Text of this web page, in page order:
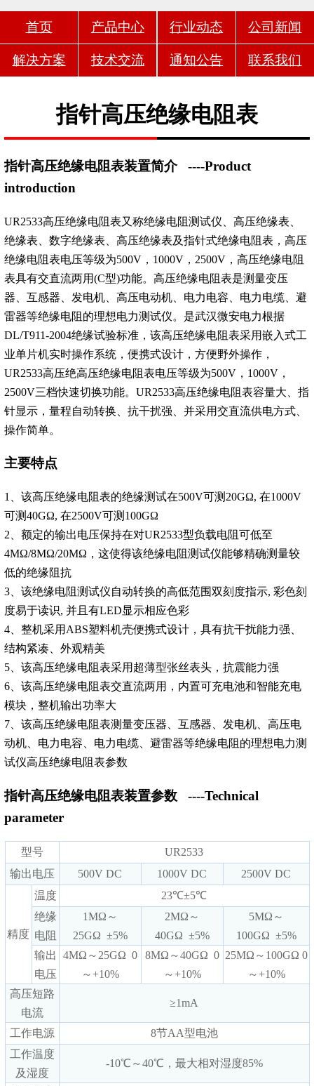
首页 产品中心 行业动态 公司新闻
解决方案 技术交流 通知公告 联系我们
指针高压绝缘电阻表
指针高压绝缘电阻表装置简介----Product
introduction
UR2533高压绝缘电阻表又称绝缘电阻测试仪、高压绝缘表、
绝缘表、数字绝缘表、高压绝缘表及指针式绝缘电阻表，高压
绝缘电阻表电压等级为500V，1000V，2500V，高压绝缘电阻
表具有交直流两用(C型)功能。高压绝缘电阻表是测量变压
器、互感器、发电机、高压电动机、电力电容、电力电缆、避
雷器等绝缘电阻的理想电力测试仪。是武汉微安电力根据
DL/T911-2004绝缘试验标准，该高压绝缘电阻表采用嵌入式工
业单片机实时操作系统，便携式设计，方便野外操作，
UR2533高压绝高压绝缘电阻表电压等级为500V，1000V，
2500V三档快速切换功能。UR2533高压绝缘电阻表容量大、指
针显示，量程自动转换、抗干扰强、并采用交直流供电方式、
操作简单。
主要特点
1、该高压绝缘电阻表的绝缘测试在500V可测20GΩ, 在1000V
可测40GΩ, 在2500V可测100GΩ
2、额定的输出电压保持在对UR2533型负载电阻可低至
4MΩ/8MΩ/20MΩ，这使得该绝缘电阻测试仪能够精确测量较
低的绝缘阻抗
3、该绝缘电阻测试仪自动转换的高低范围双刻度指示, 彩色刻
度易于读识, 并且有LED显示相应色彩
4、整机采用ABS塑料机壳便携式设计，具有抗干扰能力强、
结构紧凑、外观精美
5、该高压绝缘电阻表采用超薄型张丝表头，抗震能力强
6、该高压绝缘电阻表交直流两用，内置可充电池和智能充电
模块，整机输出功率大
7、该高压绝缘电阻表测量变压器、互感器、发电机、高压电
动机、电力电容、电力电缆、避雷器等绝缘电阻的理想电力测
试仪高压绝缘电阻表参数
指针高压绝缘电阻表装置参数 ----Technical
parameter
型号
UR2533
输出电压
500V DC 1000V DC 2500V DC
精度
温度
23℃±5℃
绝缘
电阻
1MΩ～
25GΩ ±5%
2MΩ～
40GΩ ±5%
5MΩ～
100GΩ ±5%
输出
电压
4MΩ～25GΩ 0
～+10%
8MΩ～40GΩ 0
～+10%
25MΩ～100GΩ 0
～+10%
高压短路
电流
≥1mA
工作电源
8节AA型电池
工作温度
及湿度
-10℃～40℃，最大相对湿度85%